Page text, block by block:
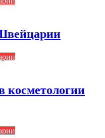
косметологии